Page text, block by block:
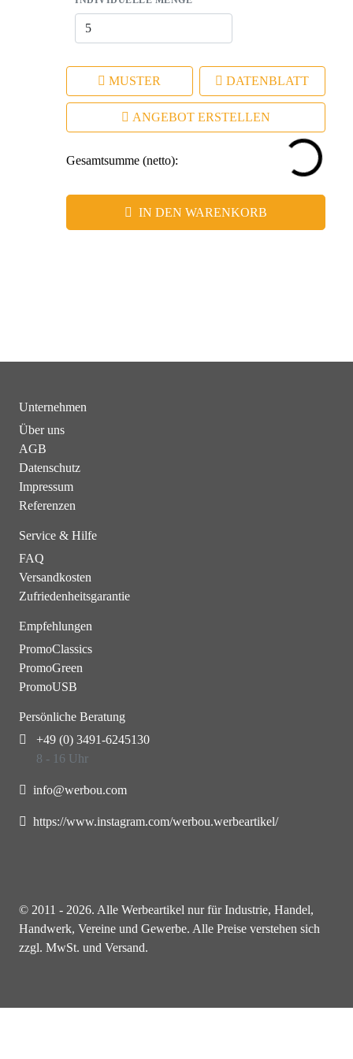
MUSTER DATENBLATT
ANGEBOT ERSTELLEN
Gesamtsumme (netto):
IN DEN WARENKORB
Unternehmen
Über uns
AGB
Datenschutz
Impressum
Referenzen
Service & Hilfe
FAQ
Versandkosten
Zufriedenheitsgarantie
Empfehlungen
PromoClassics
PromoGreen
PromoUSB
Persönliche Beratung
+49 (0) 3491-6245130
8 - 16 Uhr
info@werbou.com
https://www.instagram.com/werbou.werbeartikel/
© 2011 - 2026. Alle Werbeartikel nur für Industrie, Handel,
Handwerk, Vereine und Gewerbe. Alle Preise verstehen sich
zzgl. MwSt. und Versand.